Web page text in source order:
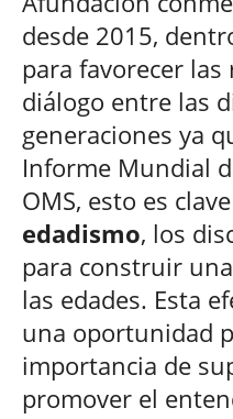
desde 2015,
para favorecer las
diálogo entre las
generaciones ya
Informe Mundial
OMS, esto es
edadismo, los
para construir
las edades. Esta
una oportunidad
importancia de
promover el